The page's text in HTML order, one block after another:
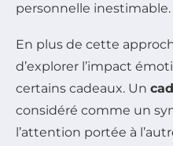
personnelle inestimable.
En plus de cette
d’explorer l’impact
certains cadeaux. Un
considéré comme un
l’attention portée à